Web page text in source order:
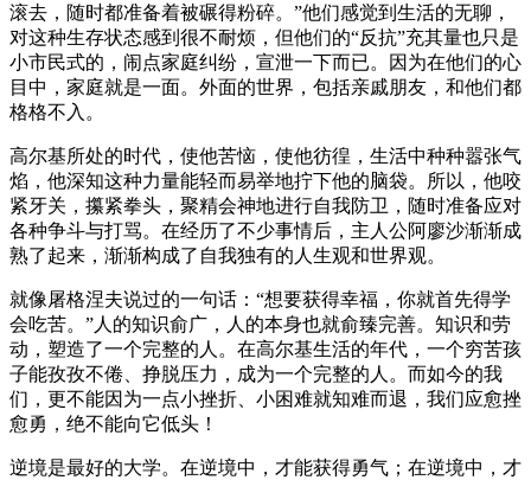
滚去，随时都准备着被碾得粉碎。”他们感觉到生活的无聊，
对这种生存状态感到很不耐烦，但他们的“反抗”充其量也只是
小市民式的，闹点家庭纠纷，宣泄一下而已。因为在他们的心
目中，家庭就是一面。外面的世界，包括亲戚朋友，和他们都
格格不入。
高尔基所处的时代，使他苦恼，使他彷徨，生活中种种嚣张气
焰，他深知这种力量能轻而易举地拧下他的脑袋。所以，他咬
紧牙关，攥紧拳头，聚精会神地进行自我防卫，随时准备应对
各种争斗与打骂。在经历了不少事情后，主人公阿廖沙渐渐成
熟了起来，渐渐构成了自我独有的人生观和世界观。
就像屠格涅夫说过的一句话：“想要获得幸福，你就首先得学
会吃苦。”人的知识俞广，人的本身也就俞臻完善。知识和劳
动，塑造了一个完整的人。在高尔基生活的年代，一个穷苦孩
子能孜孜不倦、挣脱压力，成为一个完整的人。而如今的我
们，更不能因为一点小挫折、小困难就知难而退，我们应愈挫
愈勇，绝不能向它低头！
逆境是最好的大学。在逆境中，才能获得勇气；在逆境中，才